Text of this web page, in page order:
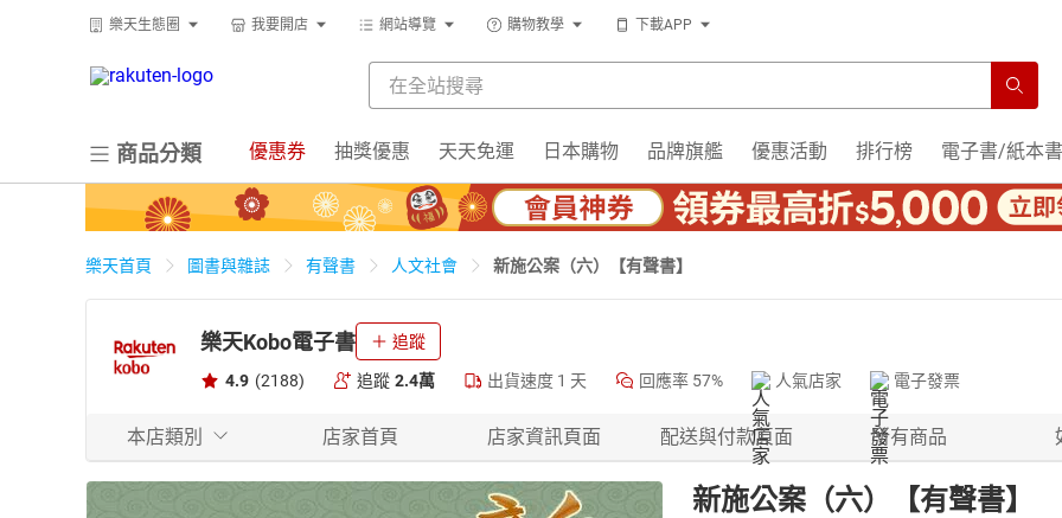
樂天生態圈 我要開店 網站導覽 購物教學 下載APP
商品分類 優惠券 抽獎優惠 天天免運 日本購物 品牌旗艦 優惠活動 排行榜 電子書/紙本書
樂天首頁 圖書與雜誌 有聲書 人文社會 新施公案（六）【有聲書】
樂天Kobo電子書 追蹤
4.9 (2188) 追蹤 2.4萬 出貨速度 1 天 回應率 57% 人氣店家 電子發票
本店類別 店家首頁 店家資訊頁面 配送與付款頁面 所有商品
新施公案（六）【有聲書】